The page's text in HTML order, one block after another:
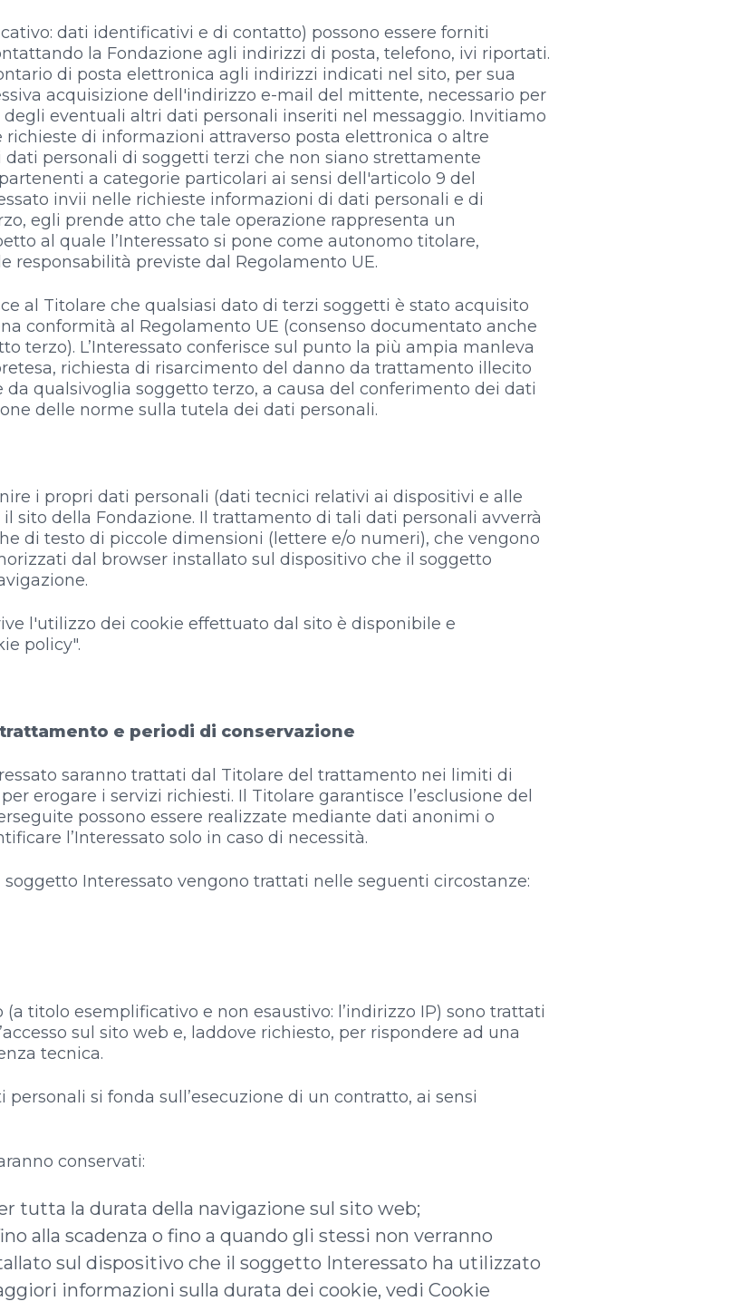
dati identificativi e di contatto) possono essere forniti
la Fondazione agli indirizzi di posta, telefono, ivi riportati.
di posta elettronica agli indirizzi indicati nel sito, per sua
acquisizione dell'indirizzo e-mail del mittente, necessario per
eventuali altri dati personali inseriti nel messaggio. Invitiamo
di informazioni attraverso posta elettronica o altre
personali di soggetti terzi che non siano strettamente
a categorie particolari ai sensi dell'articolo 9 del
invii nelle richieste informazioni di dati personali e di
egli prende atto che tale operazione rappresenta un
al quale l’Interessato si pone come autonomo titolare,
responsabilità previste dal Regolamento UE.
al Titolare che qualsiasi dato di terzi soggetti è stato acquisito
conformità al Regolamento UE (consenso documentato anche
terzo). L’Interessato conferisce sul punto la più ampia manleva
richiesta di risarcimento del danno da trattamento illecito
da qualsivoglia soggetto terzo, a causa del conferimento dei dati
delle norme sulla tutela dei dati personali.
i propri dati personali (dati tecnici relativi ai dispositivi e alle
sito della Fondazione. Il trattamento di tali dati personali avverrà
di testo di piccole dimensioni (lettere e/o numeri), che vengono
dal browser installato sul dispositivo che il soggetto
l'utilizzo dei cookie effettuato dal sito è disponibile e
policy".
e periodi di conservazione
saranno trattati dal Titolare del trattamento nei limiti di
erogare i servizi richiesti. Il Titolare garantisce l’esclusione del
possono essere realizzate mediante dati anonimi o
l’Interessato solo in caso di necessità.
Interessato vengono trattati nelle seguenti circostanze:
(a titolo esemplificativo e non esaustivo: l’indirizzo IP) sono trattati
sul sito web e, laddove richiesto, per rispondere ad una
tecnica.
si fonda sull’esecuzione di un contratto, ai sensi
conservati:
tutta la durata della navigazione sul sito web;
alla scadenza o fino a quando gli stessi non verranno
sul dispositivo che il soggetto Interessato ha utilizzato
informazioni sulla durata dei cookie, vedi Cookie